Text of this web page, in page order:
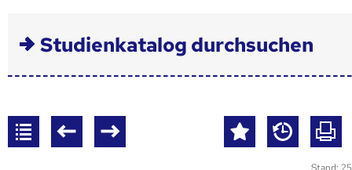
Studienkatalog durchsuchen
Stand: